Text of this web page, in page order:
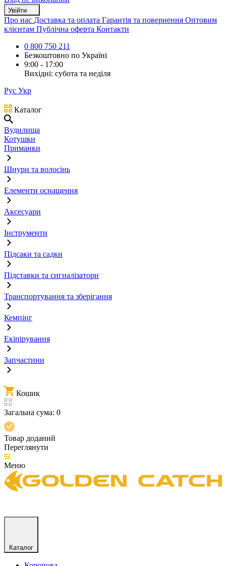
Увійти
Про нас Доставка та оплата Гарантія та повернення Оптовим
клієнтам Публічна оферта Контакти
0 800 750 211
Безкоштовно по Україні
9:00 - 17:00
Вихідні: субота та неділя
Рус Укр
Каталог
Вудилища
Котушки
Приманки
Шнури та волосінь
Елементи оснащення
Аксесуари
Інструменти
Підсаки та садки
Підставки та сигналізатори
Транспортування та зберігання
Кемпінг
Екіпірування
Запчастини
Кошик
Загальна сума: 0
Товар доданий
Переглянути
Меню
Каталог